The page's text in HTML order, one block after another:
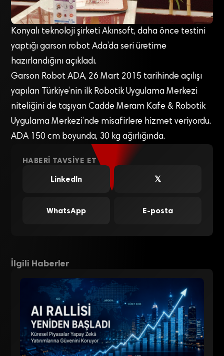
Konyalı teknoloji şirketi Akınsoft, daha önce testini
yaptığı garson robot Ada’da seri üretime
hazırlandığını açıkladı.
Garson Robot ADA, 26 Mart 2015 tarihinde açılışı
yapılan Türkiye’nin ilk Robotik Uygulama Merkezi
niteliğini de taşıyan Cadde Meram Kafe & Robotik
Uygulama Merkezi’nde misafirlere hizmet veriyordu.
ADA 150 cm boyunda, 30 kg ağırlığında.
HABERI TAVSIYE ET
LinkedIn
𝕏
WhatsApp E-posta
İlgili Haberler